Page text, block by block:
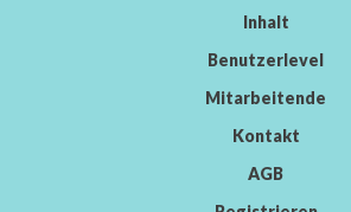
Inhalt
Benutzerlevel
Mitarbeitende
Kontakt
AGB